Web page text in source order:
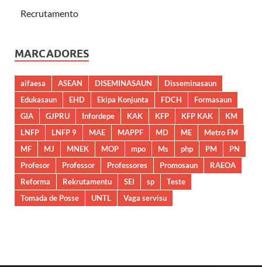
Recrutamento
MARCADORES
aifaesa ASEAN DISEMINASAUN
Disseminasaun
Edukasaun
EHD Ekipa Konjunta FDCH
Formasaun
GIA
GJPRU Infordepe KAK KFP KFP KAK
KM
LNFP
LNFP 9 MAE MAPPF MD ME
Metro FM
MF
MJ MNEK MOP mpo Ms php PM
PN
Profesor
Professor Professores Promosaun
RAEOA
Reforma
Rekrutamentu SEI sp
Teste
Tomada de Posse
UNTL Vaga servisu